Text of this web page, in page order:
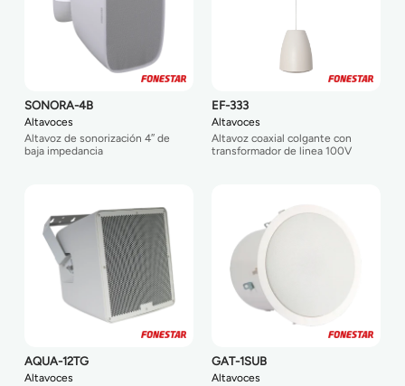
SONORA-4B
Altavoces
Altavoz de sonorización 4″ de
baja impedancia
EF-333
Altavoces
Altavoz coaxial colgante con
transformador de linea 100V
AQUA-12TG
Altavoces
GAT-1SUB
Altavoces